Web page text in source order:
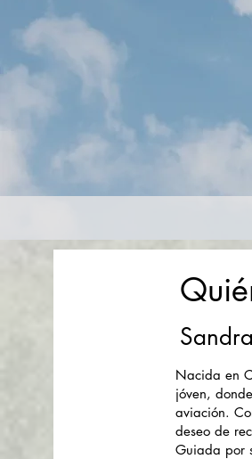
Nacida en
jóven,
aviación.
deseo de
Guiada por